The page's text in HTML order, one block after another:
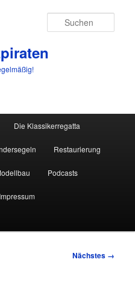
Die Klassikerregatta
Restaurierung
Podcasts
Impressum
Nächstes →